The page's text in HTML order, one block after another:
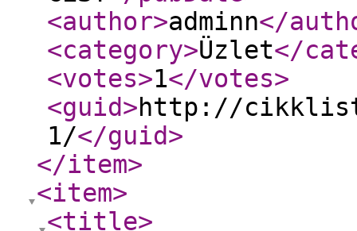
<author>adminn</
<category>Üzlet</
<votes>1</votes>
<guid>http://
1/</guid>
</item>
<item>
<title>